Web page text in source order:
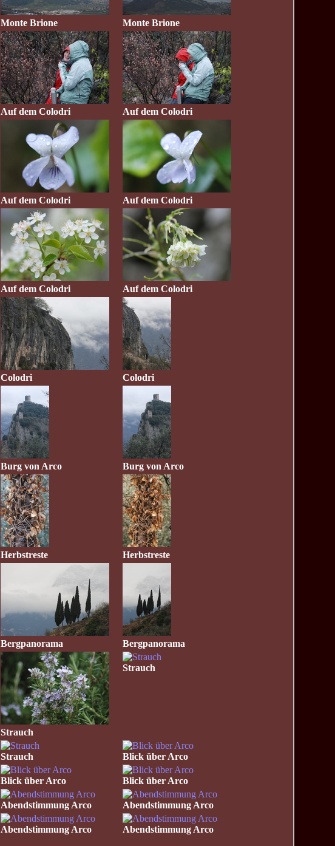
Monte Brione Monte Brione
Auf dem Colodri Auf dem Colodri
Auf dem Colodri Auf dem Colodri
Auf dem Colodri Auf dem Colodri
Colodri Colodri
Burg von Arco Burg von Arco
Herbstreste Herbstreste
Bergpanorama Bergpanorama
Strauch
Strauch
Strauch Blick über Arco
Blick über Arco Blick über Arco
Abendstimmung Arco Abendstimmung Arco
Abendstimmung Arco Abendstimmung Arco